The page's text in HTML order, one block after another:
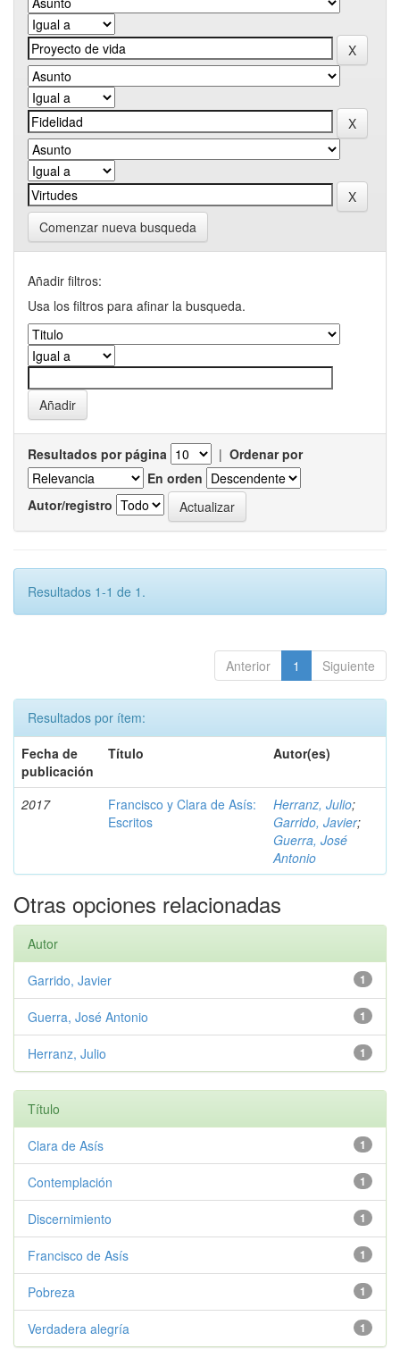
Comenzar nueva busqueda
Añadir filtros:
Usa los filtros para afinar la busqueda.
Resultados por página | Ordenar por
En orden
Autor/registro
Resultados 1-1 de 1.
Anterior 1 Siguiente
Resultados por ítem:
Fecha de
publicación
Título Autor(es)
2017
Francisco y Clara de Asís:
Escritos
Herranz, Julio;
Garrido, Javier;
Guerra, José
Antonio
Otras opciones relacionadas
Autor
1
Garrido, Javier
1
Guerra, José Antonio
1
Herranz, Julio
Título
1
Clara de Asís
1
Contemplación
1
Discernimiento
1
Francisco de Asís
1
Pobreza
1
Verdadera alegría